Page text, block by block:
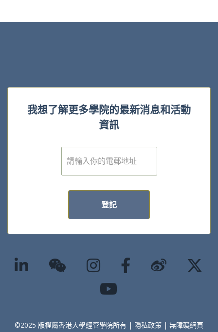
我想了解更多學院的最新消息和活動
資訊
電
子
登記
©2025 版權屬香港大學經管學院所有 | 隱私政策 | 無障礙網頁